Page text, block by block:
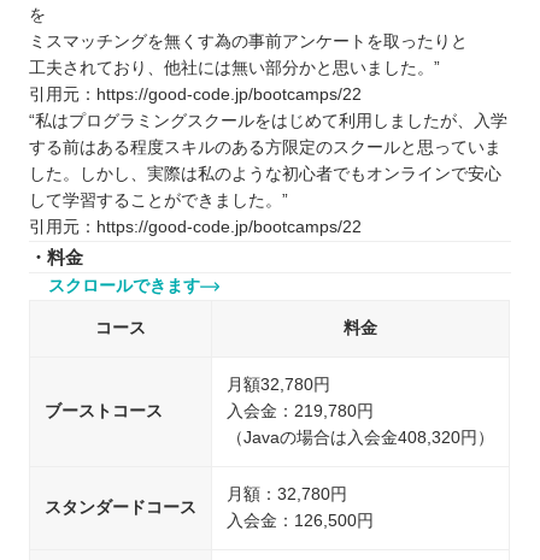
を
ミスマッチングを無くす為の事前アンケートを取ったりと
工夫されており、他社には無い部分かと思いました。”
引用元：https://good-code.jp/bootcamps/22
“私はプログラミングスクールをはじめて利用しましたが、入学
する前はある程度スキルのある方限定のスクールと思っていま
した。しかし、実際は私のような初心者でもオンラインで安心
して学習することができました。”
引用元：https://good-code.jp/bootcamps/22
・料金
スクロールできます
コース 料金
ブーストコース
月額32,780円
入会金：219,780円
（Javaの場合は入会金408,320円）
スタンダードコース
月額：32,780円
入会金：126,500円